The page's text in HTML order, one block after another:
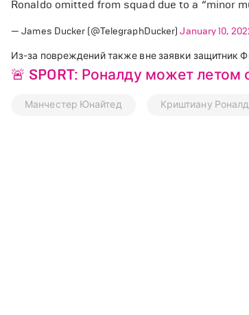
Ronaldo omitted from squad due to a “minor
— James Ducker (@TelegraphDucker)January 10,
Из-за повреждений также вне заявки
🚨 SPORT: Роналду может летом
Манчестер Юнайтед Криштиану